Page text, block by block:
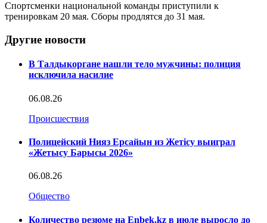
Спортсменки национальной команды приступили к
тренировкам 20 мая. Сборы продлятся до 31 мая.
Другие новости
В Талдыкоргане нашли тело мужчины: полиция
исключила насилие
06.08.26
Происшествия
Полицейский Нияз Ерсайын из Жетісу выиграл
«Жетысу Барысы 2026»
06.08.26
Общество
Количество резюме на Enbek.kz в июле выросло до